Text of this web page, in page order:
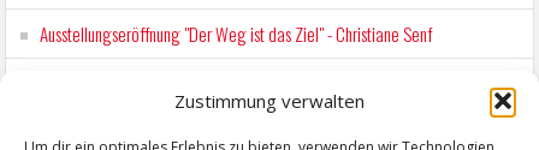
Zustimmung verwalten
Ausstellungseröffnung "Der Weg ist das Ziel" - Christiane Senf